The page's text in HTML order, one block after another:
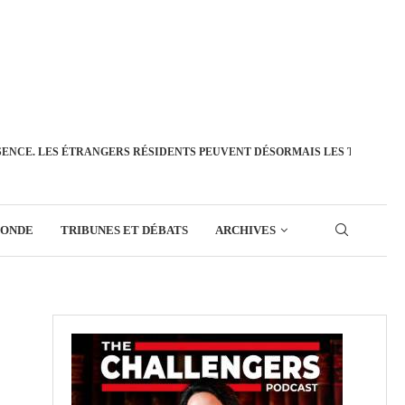
LES ÉTRANGERS RÉSIDENTS PEUVENT DÉSORMAIS LES
TRIBUNES ET DÉBATS ARCHIVES